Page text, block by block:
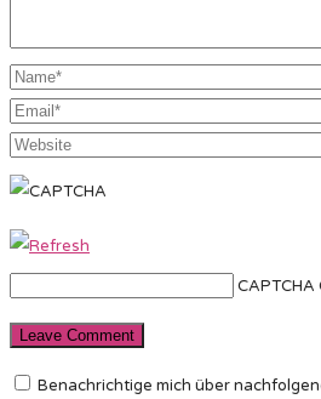
CAPTCHA
Benachrichtige mich über